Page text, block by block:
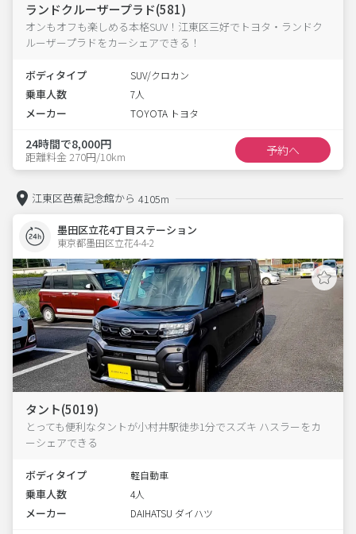
ランドクルーザープラド(581)
オンもオフも楽しめる本格SUV！江東区三好でトヨタ・ランドク
ルーザープラドをカーシェアできる！
ボディタイプ SUV/クロカン
乗車人数 7人
メーカー TOYOTA トヨタ
24時間で8,000円
距離料金 270円/10km 予約へ
江東区芭蕉記念館から 4105m
墨田区立花4丁目ステーション
東京都墨田区立花4-4-2
タント(5019)
とっても便利なタントが小村井駅徒歩1分でスズキ ハスラーをカ
ーシェアできる
ボディタイプ 軽自動車
乗車人数 4人
メーカー DAIHATSU ダイハツ